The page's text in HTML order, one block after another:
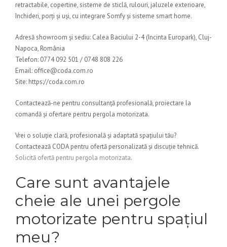
retractabile, copertine, sisteme de sticlă, rulouri, jaluzele exterioare,
închideri, porți și uși, cu integrare Somfy și sisteme smart home.
Adresă showroom și sediu: Calea Baciului 2-4 (Incinta Europark), Cluj-
Napoca, România
Telefon: 0774 092 501 / 0748 808 226
Email: office@coda.com.ro
Site: https://coda.com.ro
Contactează-ne pentru consultanță profesională, proiectare la
comandă și ofertare pentru pergola motorizata.
Vrei o soluție clară, profesională și adaptată spațiului tău?
Contactează CODA pentru ofertă personalizată și discuție tehnică.
Solicită ofertă pentru pergola motorizata.
Care sunt avantajele
cheie ale unei pergole
motorizate pentru spațiul
meu?